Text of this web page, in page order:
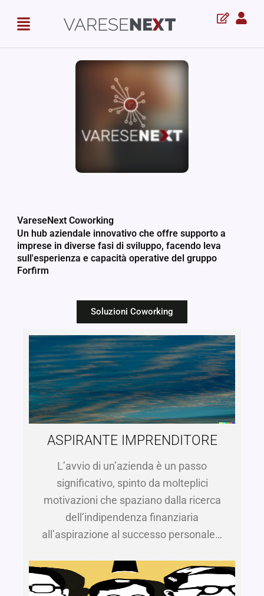
Menu
VareseNext Coworking
Un hub aziendale innovativo che offre supporto a
imprese in diverse fasi di sviluppo, facendo leva
sull'esperienza e capacità operative del gruppo
Forfirm
Soluzioni Coworking
ASPIRANTE IMPRENDITORE
L’avvio di un’azienda è un passo
significativo, spinto da molteplici
motivazioni che spaziano dalla ricerca
dell’indipendenza finanziaria
all’aspirazione al successo personale…